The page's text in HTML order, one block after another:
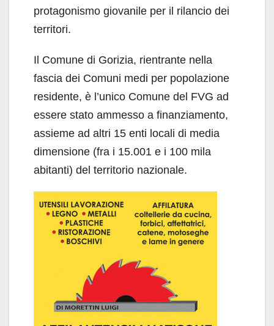
protagonismo giovanile per il rilancio dei
territori.
Il Comune di Gorizia, rientrante nella
fascia dei Comuni medi per popolazione
residente, è l’unico Comune del FVG ad
essere stato ammesso a finanziamento,
assieme ad altri 15 enti locali di media
dimensione (fra i 15.001 e i 100 mila
abitanti) del territorio nazionale.